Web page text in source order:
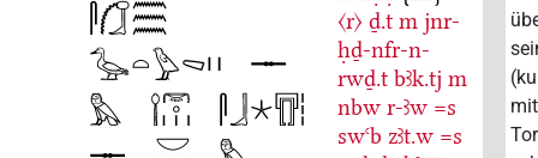
〈r〉 ḏ.t m jnr-
ḥḏ-nfr-n-
rwḏ.t bꜣk.tj m
nbw r-ꜣw =s
swꜥb zꜣt.w =s